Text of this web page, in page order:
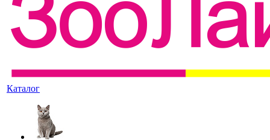
Каталог